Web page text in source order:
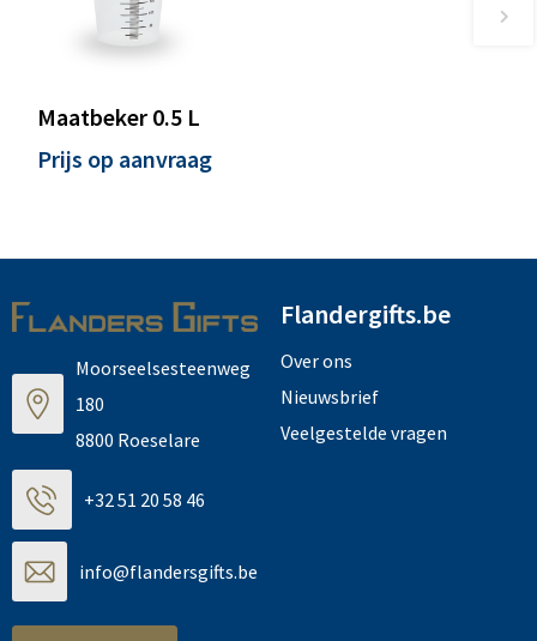
Maatbeker 0.5 L
Prijs op aanvraag
Moorseelsesteenweg
180
8800 Roeselare
+32 51 20 58 46
info@flandersgifts.be
Flandergifts.be
Over ons
Nieuwsbrief
Veelgestelde vragen